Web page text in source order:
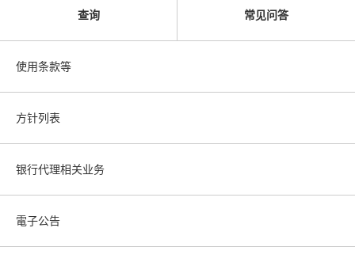
查询 常见问答
使用条款等
方针列表
银行代理相关业务
電子公告